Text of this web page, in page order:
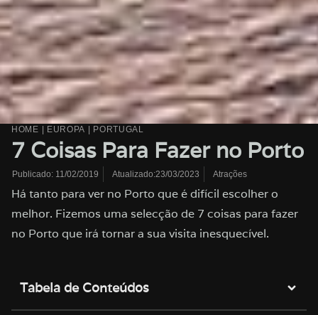
HOME | EUROPA | PORTUGAL
7 Coisas Para Fazer no Porto
Publicado: 11/02/2019 Atualizado:23/03/2023 Atrações
Há tanto para ver no Porto que é difícil escolher o
melhor. Fizemos uma selecção de 7 coisas para fazer
no Porto que irá tornar a sua visita inesquecível.
Tabela de Conteúdos